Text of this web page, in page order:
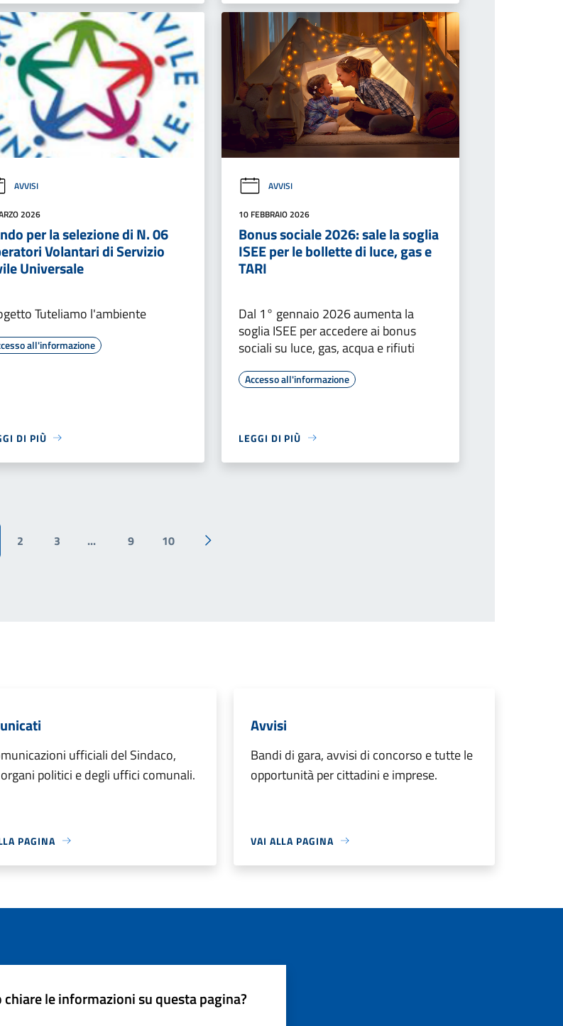
AVVISI
2026
per la selezione di N. 06
Volantari di Servizio
Universale
Tuteliamo l'ambiente
all'informazione
DI PIÙ
AVVISI
10 FEBBRAIO 2026
Bonus sociale 2026: sale la soglia
ISEE per le bollette di luce, gas e
TARI
Dal 1° gennaio 2026 aumenta la
soglia ISEE per accedere ai bonus
sociali su luce, gas, acqua e rifiuti
Accesso all'informazione
LEGGI DI PIÙ
2 3 ... 9 10
Pagina successiva
ufficiali del Sindaco,
politici e degli uffici comunali.
PAGINA
Avvisi
Bandi di gara, avvisi di concorso e tutte le
opportunità per cittadini e imprese.
VAI ALLA PAGINA
chiare le informazioni su questa pagina?